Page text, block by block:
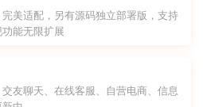
美适配，另有源码独立部署版，支持
能无限扩展
友聊天、在线客服、自营电商、信息